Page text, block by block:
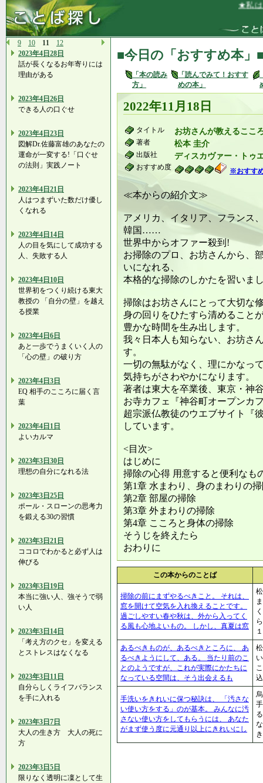
★私は、
9 10 11
12
2023年4日28日
話が長くなるお年寄りには
理由がある
2023年4日26日
できる人の口ぐせ
2023年4日23日
図解Dr.佐藤富雄のあなたの
運命が一変する!「口ぐせ
の法則」実践ノート
2023年4日21日
人はつまずいた数だけ優し
くなれる
2023年4日14日
人の目を気にして成功する
人、失敗する人
2023年4日10日
世界初をつくり続ける東大
教授の 「自分の壁」を越え
る授業
2023年4日6日
あと一歩でうまくいく人の
「心の壁」の破り方
2023年4日3日
EQ 相手のこころに届く言
葉
2023年4日1日
よいカルマ
2023年3日30日
理想の自分になれる法
2023年3日25日
ポール・スローンの思考力
を鍛える30の習慣
2023年3日21日
ココロでわかると必ず人は
伸びる
2023年3日19日
本当に強い人、強そうで弱
い人
2023年3日14日
「考え方のクセ」を変える
とストレスはなくなる
2023年3日11日
自分らしくライフバランス
を手に入れる
2023年3日7日
大人の生き方 大人の死に
方
2023年3日5日
限りなく透明に凜として生
■今日の「おすすめ本」
「本の読み
方」
「読んでみて！おすす
めの本」
2022年11月18日
タイトル お坊さんが教えるここ
著者 松本 圭介
出版社 ディスカヴァー・トゥ
おすすめ度 ※おすす
≪本からの紹介文≫
アメリカ、イタリア、フランス
韓国……
世界中からオファー殺到!
お掃除のプロ、お坊さんから、
いになれる、
本格的な掃除のしかたを習いま
掃除はお坊さんにとって大切な
身の回りをひたすら清めること
豊かな時間を生み出します。
我々日本人も知らない、お坊さ
す。
一切の無駄がなく、理にかなっ
気持ちがさわやかになります。
著者は東大を卒業後、東京・神
お寺カフェ『神谷町オープンカ
超宗派仏教徒のウエブサイト『
しています。
<目次>
はじめに
掃除の心得 用意すると便利なも
第1章 水まわり、身のまわりの
第2章 部屋の掃除
第3章 外まわりの掃除
第4章 こころと身体の掃除
そうじを終えたら
おわりに
この本からのことば
掃除の前にまずやるべきこと。 それは、
窓を開けて空気を入れ換えることです。
過ごしやすい春や秋は、外から入ってく
る風も心地よいもの。 しかし、真夏は窓
あるべきものが、あるべきところに、 あ
るべきようにして、ある。 当たり前のこ
とのようですが、これが実際にかたちに
なっている空間は、そう出会えるも
手洗いをきれいに保つ秘訣は、 「汚さな
い使い方をする」のが基本。 みんなに汚
さない使い方をしてもらうには、 あなた
がまず使う度に元通り以上にきれいにし